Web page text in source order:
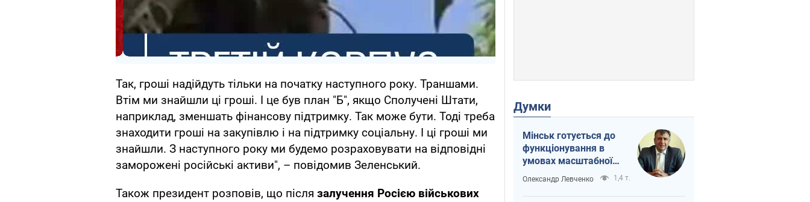
Так, гроші надійдуть тільки на початку наступного року. Траншами.
Втім ми знайшли ці гроші. І це був план "Б", якщо Сполучені Штати,
наприклад, зменшать фінансову підтримку. Так може бути. Тоді треба
знаходити гроші на закупівлю і на підтримку соціальну. І ці гроші ми
знайшли. З наступного року ми будемо розраховувати на відповідні
заморожені російські активи", – повідомив Зеленський.
Також президент розповів, що після залучення Росією військових
Думки
Мінськ готується до
функціонування в
умовах масштабної
воєнної кризи
Олександр Левченко 1,4 т.